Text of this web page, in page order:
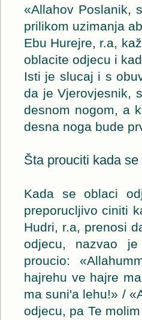
«Allahov Poslanik,
prilikom uzimanja
Ebu Hurejre, r.a,
oblacite odjecu i
Isti je slucaj i s
da je Vjerovjesnik,
desnom nogom, a
desna noga bude
Šta prouciti kada
Kada se oblaci
preporucljivo ciniti
Hudri, r.a, prenosi
odjecu, nazvao
proucio:
hajrehu ve hajre
ma suni'a lehu!» /
odjecu, pa Te